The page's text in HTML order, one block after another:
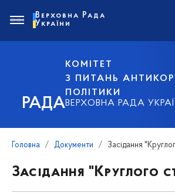
РАДА
КОМІТЕТ
З ПИТАНЬ
ПОЛІТИКИ
ВЕРХОВНА РАДА
Верховна Рада
України
Головна Документи Засідання
Засідання "Круглого